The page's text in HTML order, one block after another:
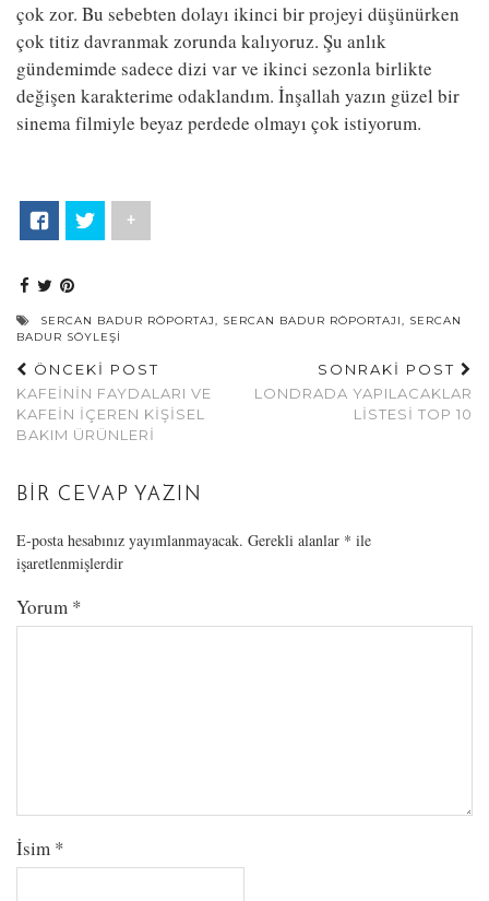
çok zor. Bu sebebten dolayı ikinci bir projeyi düşünürken
çok titiz davranmak zorunda kalıyoruz. Şu anlık
gündemimde sadece dizi var ve ikinci sezonla birlikte
değişen karakterime odaklandım. İnşallah yazın güzel bir
sinema filmiyle beyaz perdede olmayı çok istiyorum.
+
SERCAN BADUR RÖPORTAJ, SERCAN BADUR RÖPORTAJI, SERCAN
BADUR SÖYLEŞI
ÖNCEKİ POST
KAFEININ FAYDALARI VE
KAFEIN İÇEREN KIŞISEL
BAKIM ÜRÜNLERI
SONRAKİ POST
LONDRADA YAPILACAKLAR
LISTESI TOP 10
BIR CEVAP YAZIN
E-posta hesabınız yayımlanmayacak. Gerekli alanlar * ile
işaretlenmişlerdir
Yorum *
İsim *